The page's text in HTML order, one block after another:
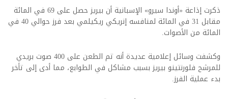
ذكرت إذاعة «أوندا سيرو» الإسبانية أن بيريز حصل على 69 في المائة
مقابل 31 في المائة لمنافسه إنريكي ريكيلمي بعد فرز حوالي 40 في
المائة من الأصوات.
وكشفت وسائل إعلامية عديدة أنه تم الطعن على 400 صوت بريدي
للمرشح فلورنتينو بيريز بسبب مشاكل في الطوابع، مما أدى إلى تأخر
بدء عملية الفرز.